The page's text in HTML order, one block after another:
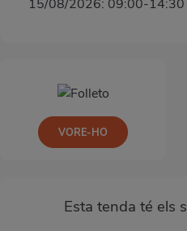
15/08/2026: 09:00-14:30
Esta tenda té els
VORE-HO